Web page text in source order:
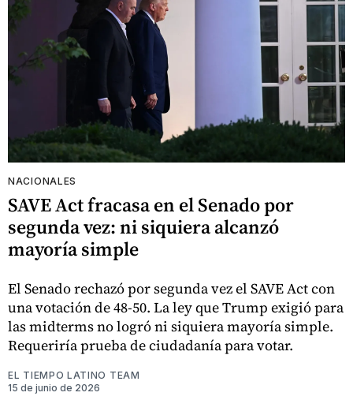
NACIONALES
SAVE Act fracasa en el Senado por
segunda vez: ni siquiera alcanzó
mayoría simple
El Senado rechazó por segunda vez el SAVE Act con
una votación de 48-50. La ley que Trump exigió para
las midterms no logró ni siquiera mayoría simple.
Requeriría prueba de ciudadanía para votar.
EL TIEMPO LATINO TEAM
15 de junio de 2026